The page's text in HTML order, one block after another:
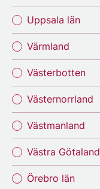
Uppsala län
Värmland
Västerbotten
Västernorrland
Västmanland
Västra Götaland
Örebro län